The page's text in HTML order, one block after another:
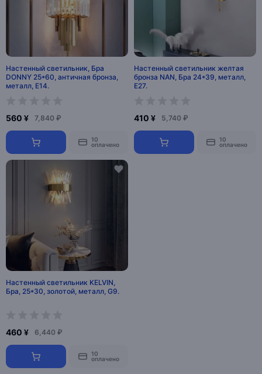
Настенный светильник, Бра
DONNY 25*60, античная бронза,
металл, E14.
560 ¥ 7,840 ₽
10
оплачено
Настенный светильник желтая
бронза NAN, Бра 24*39, металл,
Е27.
410 ¥ 5,740 ₽
10
оплачено
Настенный светильник KELVIN,
Бра, 25*30, золотой, металл, G9.
460 ¥ 6,440 ₽
10
оплачено